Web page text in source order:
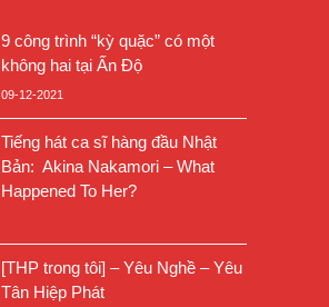
9 công trình “kỳ quặc” có một
không hai tại Ấn Độ
09-12-2021
Tiếng hát ca sĩ hàng đầu Nhật
Bản: Akina Nakamori – What
Happened To Her?
[THP trong tôi] – Yêu Nghề – Yêu
Tân Hiệp Phát